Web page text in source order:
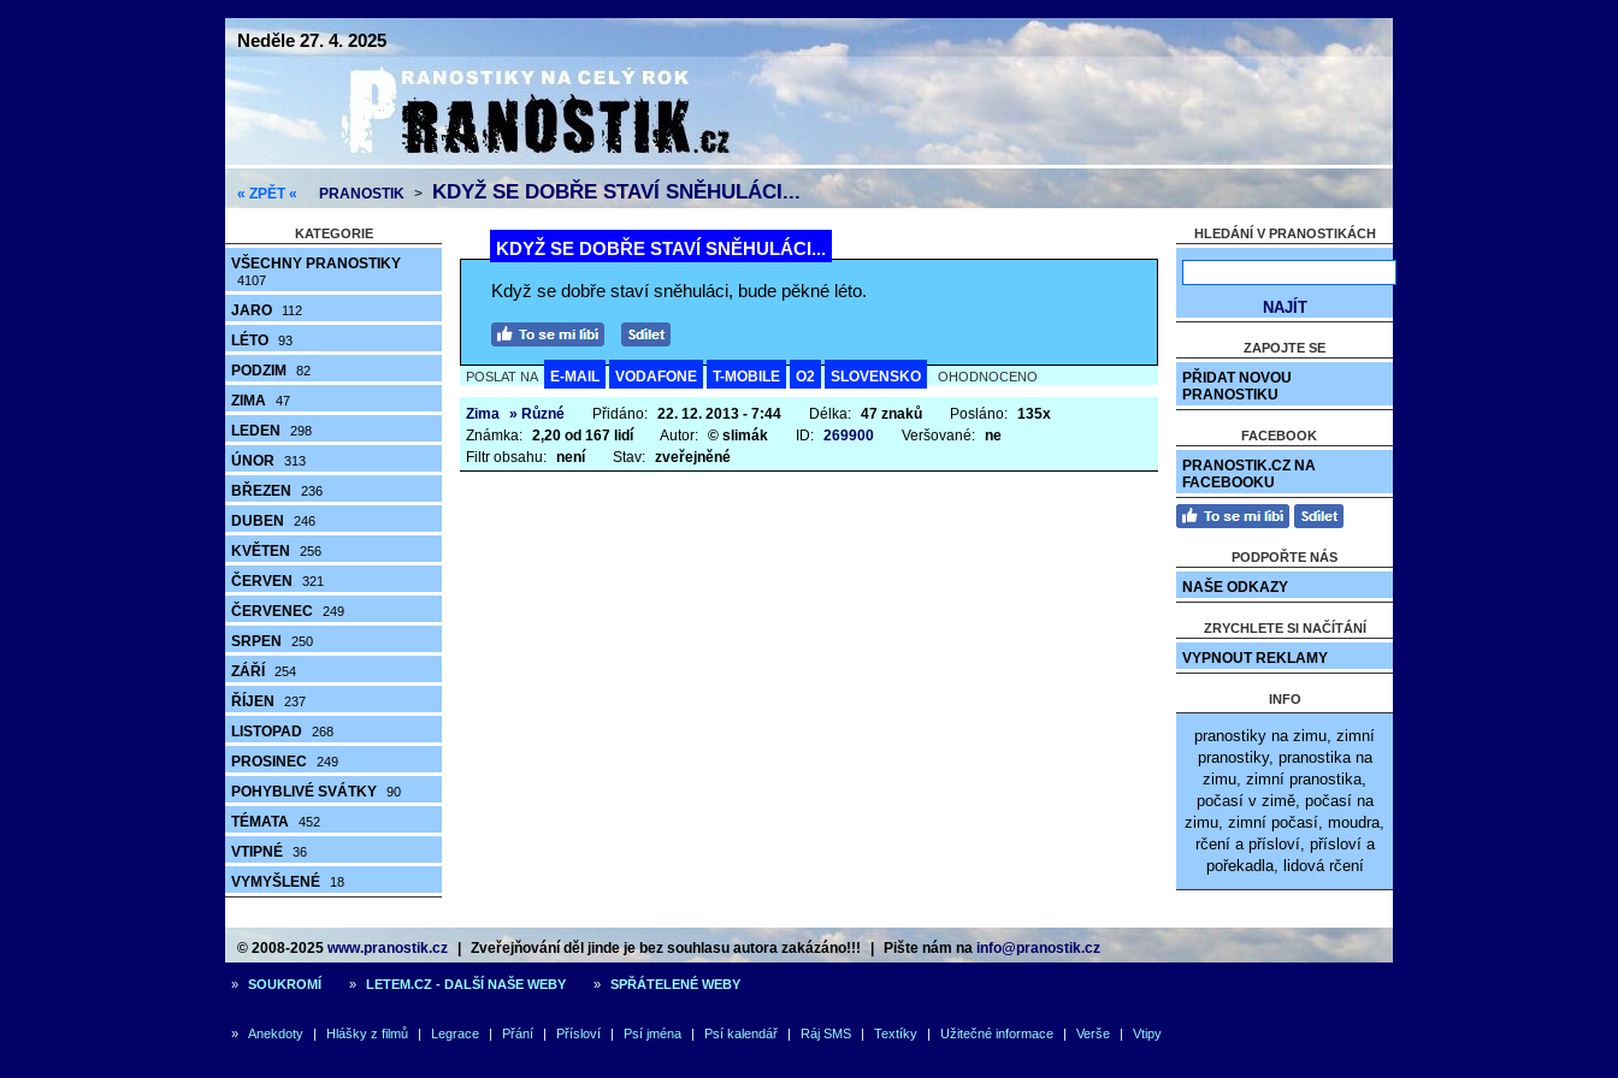
Neděle 27. 4. 2025
« ZPĚT « PRANOSTIK > KDYŽ SE DOBŘE STAVÍ SNĚHULÁCI...
KATEGORIE
VŠECHNY PRANOSTIKY
4107
JARO 112
LÉTO 93
PODZIM 82
ZIMA 47
LEDEN 298
ÚNOR 313
BŘEZEN 236
DUBEN 246
KVĚTEN 256
ČERVEN 321
ČERVENEC 249
SRPEN 250
ZÁŘÍ 254
ŘÍJEN 237
LISTOPAD 268
PROSINEC 249
POHYBLIVÉ SVÁTKY 90
TÉMATA 452
VTIPNÉ 36
VYMYŠLENÉ 18
KDYŽ SE DOBŘE STAVÍ SNĚHULÁCI...
Když se dobře staví sněhuláci, bude pěkné léto.
POSLAT NA E-MAIL VODAFONE T-MOBILE O2 SLOVENSKO OHODNOCENO
Zima » Různé Přidáno: 22. 12. 2013 - 7:44 Délka: 47 znaků Posláno: 135x
Známka: 2,20 od 167 lidí Autor: © slimák ID: 269900 Veršované: ne
Filtr obsahu: není Stav: zveřejněné
HLEDÁNÍ V PRANOSTIKÁCH
ZAPOJTE SE
PŘIDAT NOVOU
PRANOSTIKU
FACEBOOK
PRANOSTIK.CZ NA
FACEBOOKU
PODPOŘTE NÁS
NAŠE ODKAZY
ZRYCHLETE SI NAČÍTÁNÍ
VYPNOUT REKLAMY
INFO
pranostiky na zimu, zimní
pranostiky, pranostika na
zimu, zimní pranostika,
počasí v zimě, počasí na
zimu, zimní počasí, moudra,
rčení a přísloví, přísloví a
pořekadla, lidová rčení
© 2008-2025 www.pranostik.cz Zveřejňování děl jinde je bez souhlasu autora zakázáno!!! | Pište nám na info@pranostik.cz
» SOUKROMÍ » LETEM.CZ - DALŠÍ NAŠE WEBY » SPŘÁTELENÉ WEBY
» Anekdoty | Hlášky z filmů | Legrace | Přání | Přísloví | Psí jména | Psí kalendář | Ráj SMS | Textíky | Užitečné informace | Verše | Vtipy